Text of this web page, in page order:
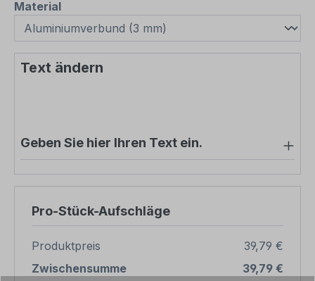
Materialauswählen
Text ändern
Geben Sie hier Ihren Text ein.
Pro-Stück-Aufschläge
Produktpreis
39,79 €
Zwischensumme
39,79 €